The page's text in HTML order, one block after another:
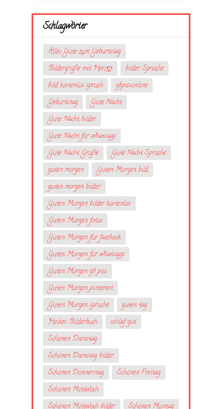
Schlagwörter
Alles Gute zum Geburtstag
Bildergrüße mit Herzღ
bilder Sprüche
bild kostenlos spruch
gbpicsonline
Geburtstag
Gute Nacht
Gute Nacht bilder
Gute Nacht für whatsapp
Gute Nacht Grüße
Gute Nacht Sprüche
guten morgen
Guten Morgen bild
guten morgen bilder
Guten Morgen bilder kostenlos
Guten Morgen fotos
Guten Morgen für facebook
Guten Morgen für whatsapp
Guten Morgen gb pics
Guten Morgen pinterest
Guten Morgen sprüche
guten tag
Heikes Bilderbuch
schlaf gut
Schönen Dienstag
Schönen Dienstag bilder
Schönen Donnerstag
Schönen Freitag
Schönen Mittwoch
Schönen Mittwoch bilder
Schönen Montag